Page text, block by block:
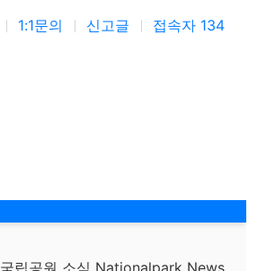
1:1문의 신고글 접속자 134
국립공원 소식 Nationalpark News